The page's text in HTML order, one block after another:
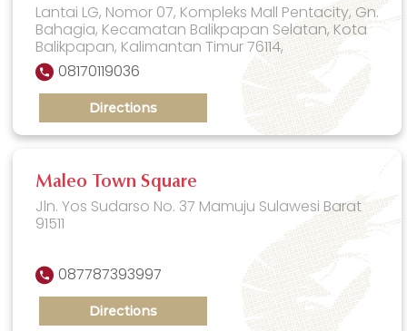
Lantai LG, Nomor 07, Kompleks Mall Pentacity, Gn.
Bahagia, Kecamatan Balikpapan Selatan, Kota
Balikpapan, Kalimantan Timur 76114,
08170119036
Directions
Maleo Town Square
Jln. Yos Sudarso No. 37 Mamuju Sulawesi Barat
91511
087787393997
Directions